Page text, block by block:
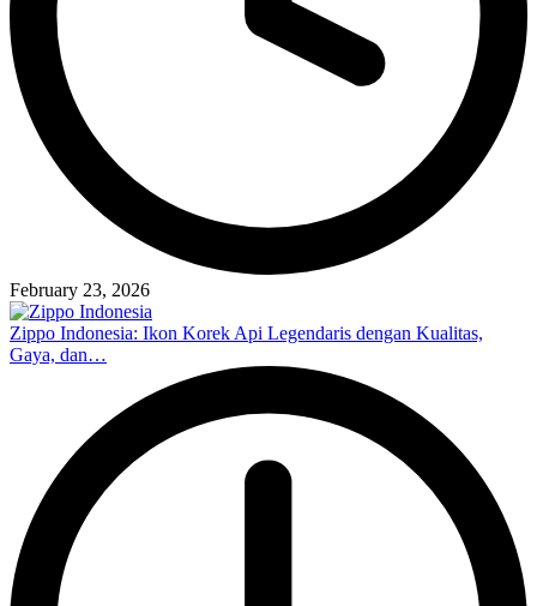
February 23, 2026
Zippo Indonesia: Ikon Korek Api Legendaris dengan Kualitas,
Gaya, dan…